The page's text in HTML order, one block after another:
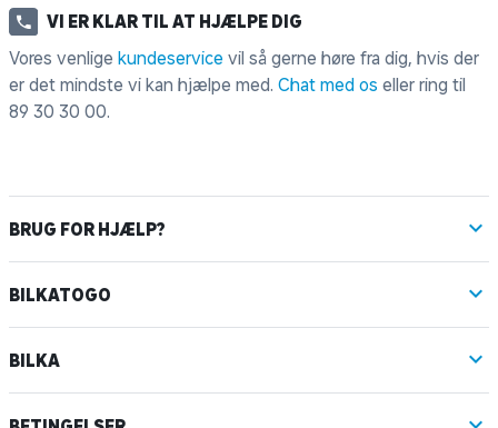
VI ER KLAR TIL AT HJÆLPE DIG
Vores venlige kundeservice vil så gerne høre fra dig, hvis der
er det mindste vi kan hjælpe med. Chat med os eller ring til
89 30 30 00.
BRUG FOR HJÆLP?
BILKATOGO
BILKA